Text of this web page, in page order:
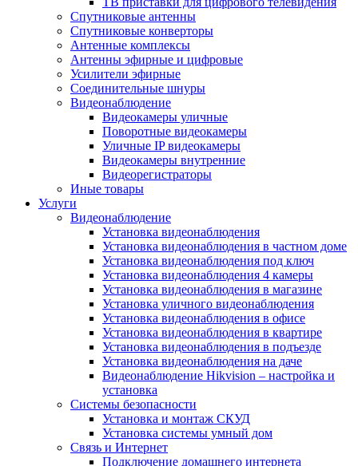
Спутниковые антенны
Спутниковые конверторы
Антенные комплексы
Антенны эфирные и цифровые
Усилители эфирные
Соединительные шнуры
Видеонаблюдение
Видеокамеры уличные
Поворотные видеокамеры
Уличные IP видеокамеры
Видеокамеры внутренние
Видеорегистраторы
Иные товары
Услуги
Видеонаблюдение
Установка видеонаблюдения
Установка видеонаблюдения в частном доме
Установка видеонаблюдения под ключ
Установка видеонаблюдения 4 камеры
Установка видеонаблюдения в магазине
Установка уличного видеонаблюдения
Установка видеонаблюдения в офисе
Установка видеонаблюдения в квартире
Установка видеонаблюдения в подъезде
Установка видеонаблюдения на даче
Видеонаблюдение Hikvision – настройка и
установка
Системы безопасности
Установка и монтаж СКУД
Установка системы умный дом
Связь и Интернет
Подключение домашнего интернета